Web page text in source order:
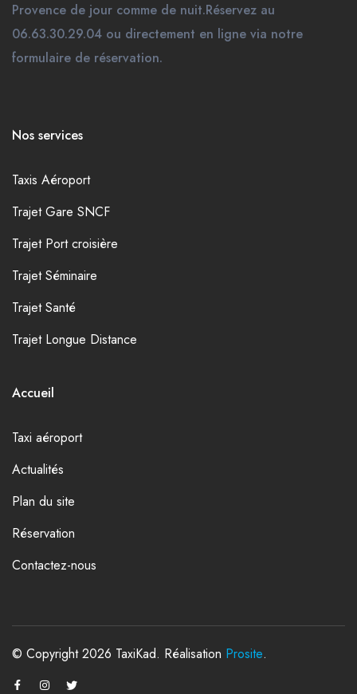
Provence de jour comme de nuit.Réservez au
06.63.30.29.04 ou directement en ligne via notre
formulaire de réservation.
Nos services
Taxis Aéroport
Trajet Gare SNCF
Trajet Port croisière
Trajet Séminaire
Trajet Santé
Trajet Longue Distance
Accueil
Taxi aéroport
Actualités
Plan du site
Réservation
Contactez-nous
© Copyright 2026 TaxiKad. Réalisation Prosite.